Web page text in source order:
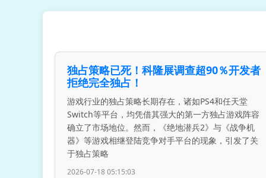
独占策略已死！科隆展调查超90％开发者
拒绝完全独占！
游戏行业的独占策略长期存在，诸如PS4和任天堂
Switch等平台，均凭借其强大的第一方独占游戏阵容
确立了市场地位。然而，《绝地潜兵2》与《战争机
器》等游戏相继登陆竞争对手平台的现象，引发了关
于独占策略
2026-07-18 05:15:03